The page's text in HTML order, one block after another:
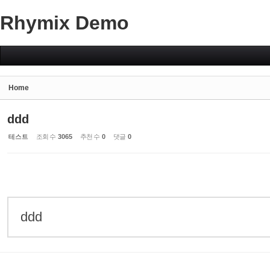
Rhymix Demo
Home
ddd
테스트 조회 수 3065 추천 수 0 댓글 0
ddd
Sketchbook5, 스케치북5
Sketchbook5, 스케치북5